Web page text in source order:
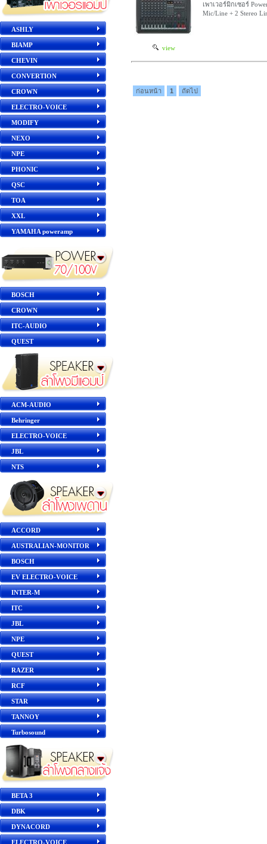
ASHLY
BIAMP
CHEVIN
CONVERTION
CROWN
ELECTRO-VOICE
MODIFY
NEXO
NPE
PHONIC
QSC
TOA
XXL
YAMAHA poweramp
BOSCH
CROWN
ITC-AUDIO
QUEST
ACM-AUDIO
Behringer
ELECTRO-VOICE
JBL
NTS
ACCORD
AUSTRALIAN-MONITOR
BOSCH
EV ELECTRO-VOICE
INTER-M
ITC
JBL
NPE
QUEST
RAZER
RCF
STAR
TANNOY
Turbosound
BETA 3
DBK
DYNACORD
ELECTRO-VOICE
view
เพาเวอร์มิกเซอร์
Mic/Line + 2 Stereo
ก่อนหน้า 1 ถัดไป